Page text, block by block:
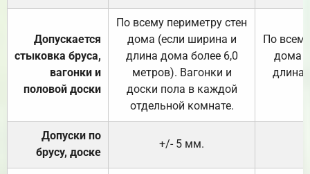
Допускается
стыковка бруса,
вагонки и
половой доски
По всему периметру стен
дома (если ширина и
длина дома более 6,0
метров). Вагонки и
доски пола в каждой
отдельной комнате.
По
дома
длина
Допуски по
брусу, доске
+/- 5 мм.